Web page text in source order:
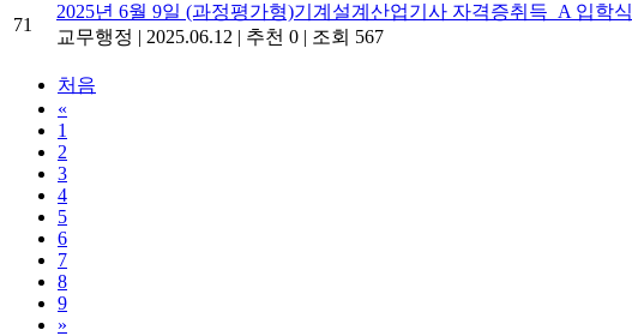
71
2025년 6월 9일 (과정평가형)기계설계산업기사 자격증취득_A 입학식
교무행정 | 2025.06.12 | 추천 0 | 조회 567
처음
«
1
2
3
4
5
6
7
8
9
»